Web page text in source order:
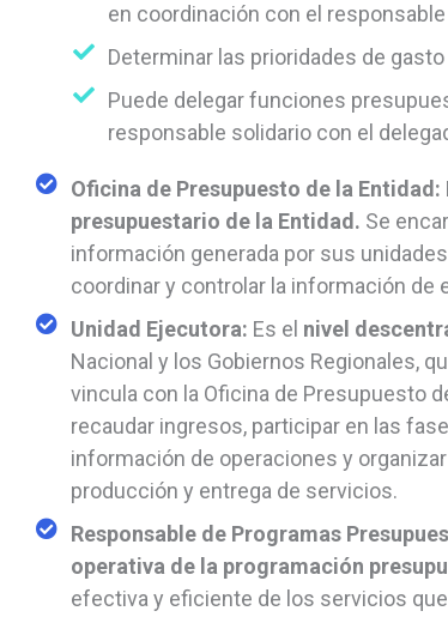
en coordinación con el
Determinar las prioridades de gasto
Puede delegar funciones
responsable solidario con el
Oficina de Presupuesto de la Entidad:
presupuestario de la Entidad. Se
información generada por sus
coordinar y controlar la información
Unidad Ejecutora: Es el nivel
Nacional y los Gobiernos Regionales,
vincula con la Oficina de Presupuesto
recaudar ingresos, participar en las
información de operaciones y
producción y entrega de servicios.
Responsable de Programas
operativa de la programación
efectiva y eficiente de los servicios